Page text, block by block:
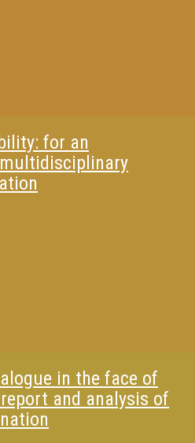
for an
in the face of
and analysis of